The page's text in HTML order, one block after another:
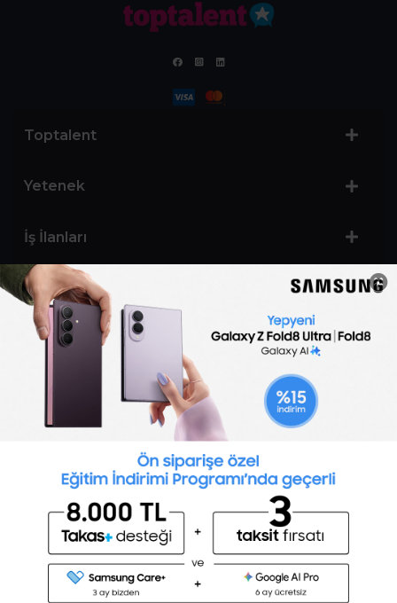
Toptalent
Yetenek
İş İlanları
Sertifika Programları
Yetenek Testleri
Toptalent Marka ve İnsan Kaynakları Danışmanlığı Limited Şirketi Özel İstihdam Bürosu
Olarak 11 / 11 / 2024 - 10 / 11 / 2027 tarihleri arasında faaliyette bulunmak üzere, Türkiye İş
Kurumu tarafından 05.11.2024 tarih ve 16998526 sayılı karar uyarınca 1251 nolu belge ile faaliyet
göstermektedir.Toptalent İş İlanları için tıklayın. 4904 sayılı kanun uyarınca iş arayanlardan
ücret alınmayacak ve menfaat temin edilmeyecektir.
Türkiye İş Kurumu İstanbul İl Müdürlüğü: 0 212 249 29 87 | Türkiye iş Kurumu İstanbul Çalışma